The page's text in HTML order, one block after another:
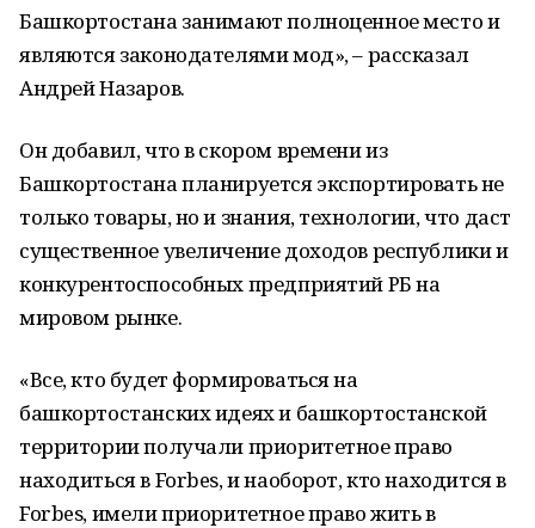
Башкортостана занимают полноценное место и
являются законодателями мод», – рассказал
Андрей Назаров.
Он добавил, что в скором времени из
Башкортостана планируется экспортировать не
только товары, но и знания, технологии, что даст
существенное увеличение доходов республики и
конкурентоспособных предприятий РБ на
мировом рынке.
«Все, кто будет формироваться на
башкортостанских идеях и башкортостанской
территории получали приоритетное право
находиться в Forbes, и наоборот, кто находится в
Forbes, имели приоритетное право жить в